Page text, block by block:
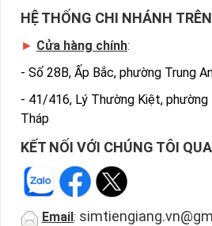
HỆ THỐNG CHI NHÁNH
► Cửa hàng chính:
- Số 28B, Ấp Bắc, phường Trung
- 41/416, Lý Thường Kiệt,
Tháp
KẾT NỐI VỚI CHÚNG TÔI
Email :